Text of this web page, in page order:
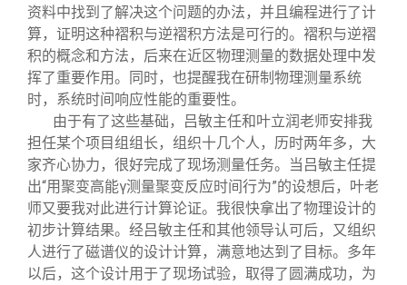
资料中找到了解决这个问题的办法，并且编程进行了计
算，证明这种褶积与逆褶积方法是可行的。褶积与逆褶
积的概念和方法，后来在近区物理测量的数据处理中发
挥了重要作用。同时，也提醒我在研制物理测量系统
时，系统时间响应性能的重要性。
由于有了这些基础，吕敏主任和叶立润老师安排我
担任某个项目组组长，组织十几个人，历时两年多，大
家齐心协力，很好完成了现场测量任务。当吕敏主任提
出“用聚变高能γ测量聚变反应时间行为”的设想后，叶老
师又要我对此进行计算论证。我很快拿出了物理设计的
初步计算结果。经吕敏主任和其他领导认可后，又组织
人进行了磁谱仪的设计计算，满意地达到了目标。多年
以后，这个设计用于了现场试验，取得了圆满成功，为